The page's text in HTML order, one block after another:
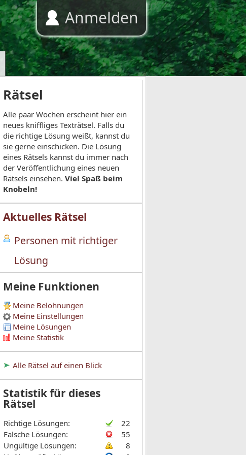
Anmelden
Rätsel
Alle paar Wochen erscheint hier ein
neues kniffliges Texträtsel. Falls du
die richtige Lösung weißt, kannst du
sie gerne einschicken. Die Lösung
eines Rätsels kannst du immer nach
der Veröffentlichung eines neuen
Rätsels einsehen. Viel Spaß beim
Knobeln!
Aktuelles Rätsel
Personen mit richtiger
Lösung
Meine Funktionen
Meine Belohnungen
Meine Einstellungen
Meine Lösungen
Meine Statistik
Alle Rätsel auf einen Blick
Statistik für dieses
Rätsel
Richtige Lösungen:
22
Falsche Lösungen:
55
Ungültige Lösungen:
8